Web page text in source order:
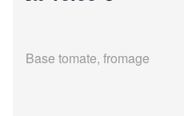
Base tomate, fromage